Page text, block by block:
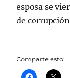
esposa se
de
Comparte esto: